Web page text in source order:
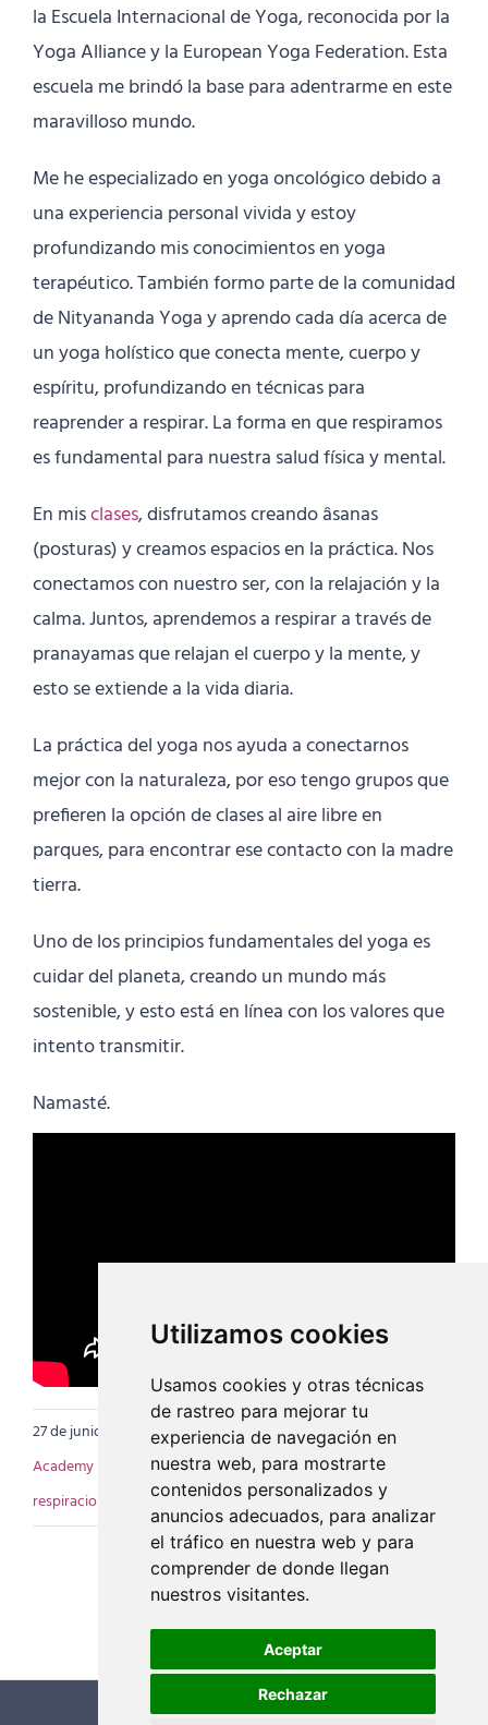
Utilizamos cookies
Usamos cookies y otras técnicas
de rastreo para mejorar tu
experiencia de navegación en
nuestra web, para mostrarte
contenidos personalizados y
anuncios adecuados, para analizar
el tráfico en nuestra web y para
comprender de donde llegan
nuestros visitantes.
Aceptar
Rechazar
la Escuela Internacional de Yoga, reconocida por la
Yoga Alliance y la European Yoga Federation. Esta
escuela me brindó la base para adentrarme en este
maravilloso mundo.
Me he especializado en yoga oncológico debido a
una experiencia personal vivida y estoy
profundizando mis conocimientos en yoga
terapéutico. También formo parte de la comunidad
de Nityananda Yoga y aprendo cada día acerca de
un yoga holístico que conecta mente, cuerpo y
espíritu, profundizando en técnicas para
reaprender a respirar. La forma en que respiramos
es fundamental para nuestra salud física y mental.
En misclases, disfrutamos creando âsanas
(posturas) y creamos espacios en la práctica. Nos
conectamos con nuestro ser, con la relajación y la
calma. Juntos, aprendemos a respirar a través de
pranayamas que relajan el cuerpo y la mente, y
esto se extiende a la vida diaria.
La práctica del yoga nos ayuda a conectarnos
mejor con la naturaleza, por eso tengo grupos que
prefieren la opción de clases al aire libre en
parques, para encontrar ese contacto con la madre
tierra.
Uno de los principios fundamentales del yoga es
cuidar del planeta, creando un mundo más
sostenible, y esto está en línea con los valores que
intento transmitir.
Namasté.
27 de junio de 2023 | Categorías: Artículos EIY Academy,
Academy
Etiquetas:Cáncer,EIY,escuela internacional de yoga
respiracion